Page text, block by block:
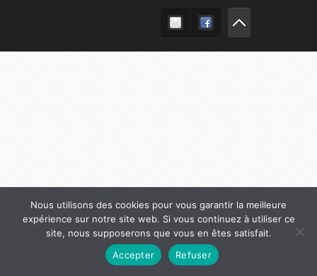
Nous utilisons des cookies pour vous garantir la meilleure
expérience sur notre site web. Si vous continuez à utiliser ce
site, nous supposerons que vous en êtes satisfait.
Accepter
Refuser